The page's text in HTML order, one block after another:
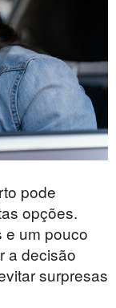
pode
opções.
e um pouco
a decisão
surpresas